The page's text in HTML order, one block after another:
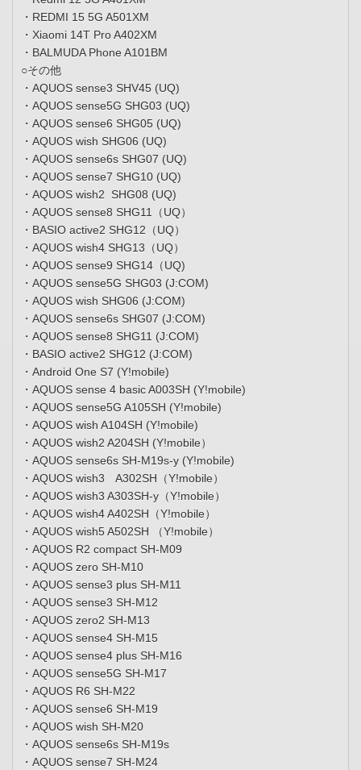
・REDMI 15 5G A501XM
・Xiaomi 14T Pro A402XM
・BALMUDA Phone A101BM
○その他
・AQUOS sense3 SHV45 (UQ)
・AQUOS sense5G SHG03 (UQ)
・AQUOS sense6 SHG05 (UQ)
・AQUOS wish SHG06 (UQ)
・AQUOS sense6s SHG07 (UQ)
・AQUOS sense7 SHG10 (UQ)
・AQUOS wish2 SHG08 (UQ)
・AQUOS sense8 SHG11（UQ）
・BASIO active2 SHG12（UQ）
・AQUOS wish4 SHG13（UQ）
・AQUOS sense9 SHG14（UQ)
・AQUOS sense5G SHG03 (J:COM)
・AQUOS wish SHG06 (J:COM)
・AQUOS sense6s SHG07 (J:COM)
・AQUOS sense8 SHG11 (J:COM)
・BASIO active2 SHG12 (J:COM)
・Android One S7 (Y!mobile)
・AQUOS sense 4 basic A003SH (Y!mobile)
・AQUOS sense5G A105SH (Y!mobile)
・AQUOS wish A104SH (Y!mobile)
・AQUOS wish2 A204SH (Y!mobile）
・AQUOS sense6s SH-M19s-y (Y!mobile)
・AQUOS wish3 A302SH（Y!mobile）
・AQUOS wish3 A303SH-y（Y!mobile）
・AQUOS wish4 A402SH（Y!mobile）
・AQUOS wish5 A502SH （Y!mobile）
・AQUOS R2 compact SH-M09
・AQUOS zero SH-M10
・AQUOS sense3 plus SH-M11
・AQUOS sense3 SH-M12
・AQUOS zero2 SH-M13
・AQUOS sense4 SH-M15
・AQUOS sense4 plus SH-M16
・AQUOS sense5G SH-M17
・AQUOS R6 SH-M22
・AQUOS sense6 SH-M19
・AQUOS wish SH-M20
・AQUOS sense6s SH-M19s
・AQUOS sense7 SH-M24